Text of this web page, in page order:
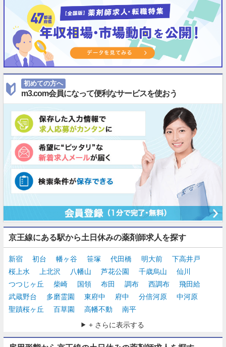
初めての方へ
m3.com会員になって便利なサービスを使おう
京王線にある駅から土日休みの薬剤師求人を探す
新宿 初台 幡ヶ谷 笹塚 代田橋 明大前
下高井戸
桜上水
上北沢 八幡山 芦花公園 千歳烏山
仙川
つつじヶ丘
柴崎 国領 布田 調布 西調布
飛田給
武蔵野台
多磨霊園 東府中 府中 分倍河原
中河原
聖蹟桜ヶ丘
百草園 高幡不動
南平
+ さらに表示する